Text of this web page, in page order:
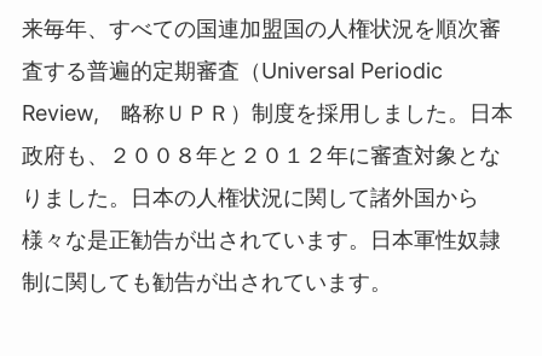
来毎年、すべての国連加盟国の人権状況を順次審
査する普遍的定期審査（Universal Periodic
Review, 略称ＵＰＲ）制度を採用しました。日本
政府も、２００８年と２０１２年に審査対象とな
りました。日本の人権状況に関して諸外国から
様々な是正勧告が出されています。日本軍性奴隷
制に関しても勧告が出されています。